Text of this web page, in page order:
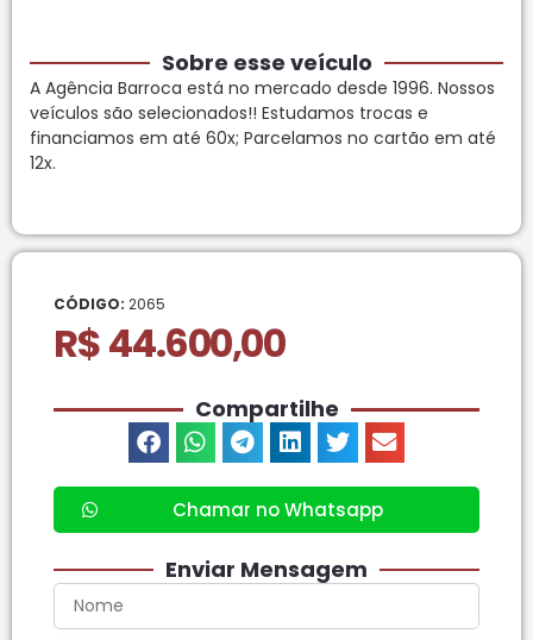
Sobre esse veículo
A Agência Barroca está no mercado desde 1996. Nossos
veículos são selecionados!! Estudamos trocas e
financiamos em até 60x; Parcelamos no cartão em até
12x.
CÓDIGO: 2065
R$ 44.600,00
Compartilhe
Chamar no Whatsapp
Enviar Mensagem